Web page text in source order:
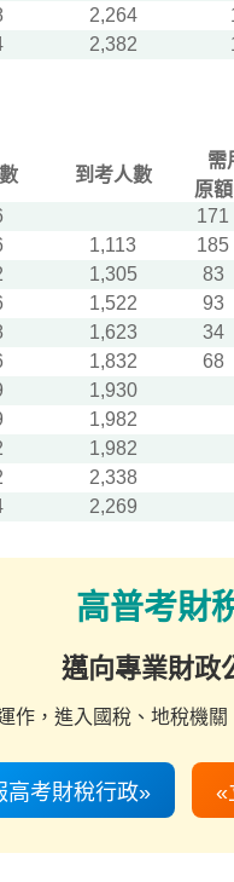
2,264
2,382
到考人數
需
原額
171
1,113 185
1,305 83
1,522 93
1,623 34
1,832 68
1,930
1,982
1,982
2,338
2,269
高普考財
邁向專業財政
作，進入國稅、地稅機
高考財稅行政» «